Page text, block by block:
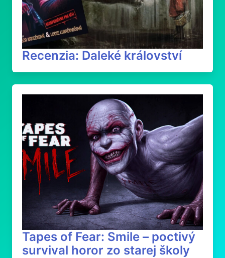
Recenzia: Daleké království
Tapes of Fear: Smile – poctivý
survival horor zo starej školy